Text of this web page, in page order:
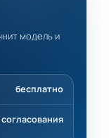
модель и
бесплатно